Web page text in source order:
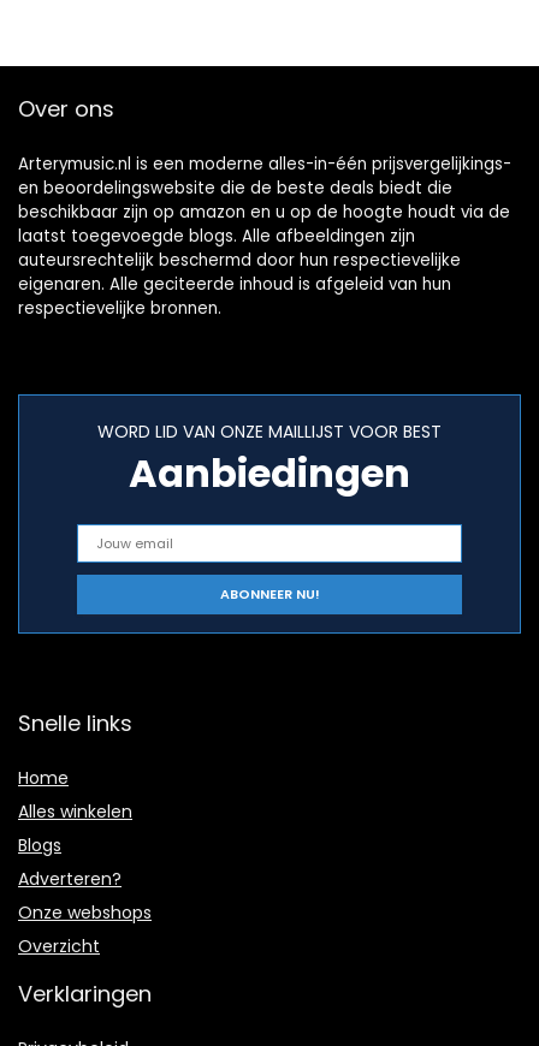
Over ons
Arterymusic.nl is een moderne alles-in-één prijsvergelijkings-
en beoordelingswebsite die de beste deals biedt die
beschikbaar zijn op amazon en u op de hoogte houdt via de
laatst toegevoegde blogs. Alle afbeeldingen zijn
auteursrechtelijk beschermd door hun respectievelijke
eigenaren. Alle geciteerde inhoud is afgeleid van hun
respectievelijke bronnen.
WORD LID VAN ONZE MAILLIJST VOOR BEST
Aanbiedingen
Snelle links
Home
Alles winkelen
Blogs
Adverteren?
Onze webshops
Overzicht
Verklaringen